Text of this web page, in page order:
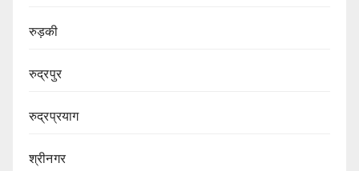
रुड़की
रुद्रपुर
रुद्रप्रयाग
श्रीनगर